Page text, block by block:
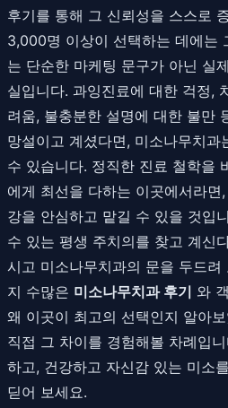
후기를 통해 그 신뢰성을 스스로
3,000명 이상이 선택하는 데에는
는 단순한 마케팅 문구가 아닌 실
실입니다. 과잉진료에 대한 걱정,
려움, 불충분한 설명에 대한 불만
망설이고 계셨다면, 미소나무치과
수 있습니다. 정직한 진료 철학을
에게 최선을 다하는 이곳에서라
강을 안심하고 맡길 수 있을 것입
수 있는 평생 주치의를 찾고 계신
시고 미소나무치과의 문을 두드
지 수많은 미소나무치과 후기 와
왜 이곳이 최고의 선택인지 알아
직접 그 차이를 경험해볼 차례입
하고, 건강하고 자신감 있는 미소
딛어 보세요.